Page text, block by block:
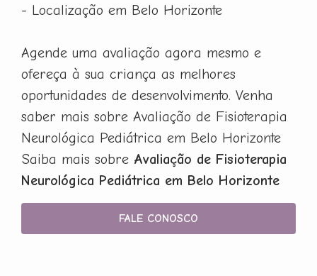
- Localização em Belo Horizonte
Agende uma avaliação agora mesmo e
ofereça à sua criança as melhores
oportunidades de desenvolvimento. Venha
saber mais sobre Avaliação de Fisioterapia
Neurológica Pediátrica em Belo Horizonte
Saiba mais sobre Avaliação de Fisioterapia
Neurológica Pediátrica em Belo Horizonte
FALE CONOSCO